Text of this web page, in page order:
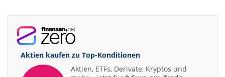
Aktien kaufen zu Top-Konditionen
Aktien, ETFs, Derivate, Kryptos und